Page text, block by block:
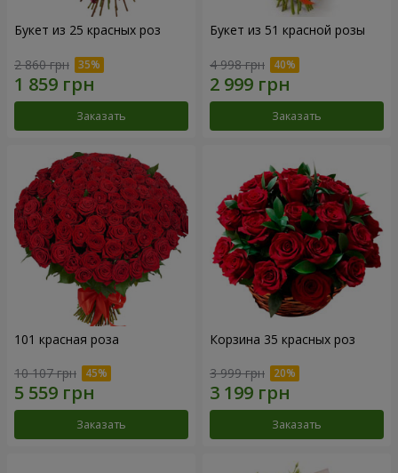
Букет из 25 красных роз
2 860 грн
Заказать
Букет из 51 красной розы
4 998 грн
Заказать
101 красная роза
10 107 грн
Заказать
Корзина 35 красных роз
3 999 грн
Заказать